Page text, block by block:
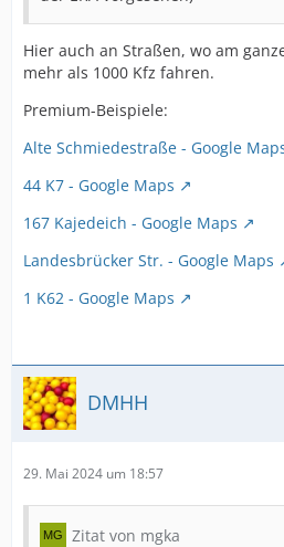
Hier auch an Straßen, wo am
mehr als 1000 Kfz fahren.
Premium-Beispiele:
Alte Schmiedestraße - Google
44 K7 - Google Maps
167 Kajedeich - Google Maps
Landesbrücker Str. - Google Maps
1 K62 - Google Maps
DMHH
29. Mai 2024 um 18:57
Zitat von mgka